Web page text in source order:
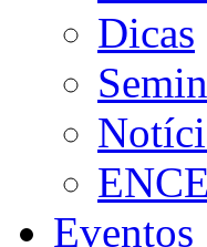
Dicas
Eventos